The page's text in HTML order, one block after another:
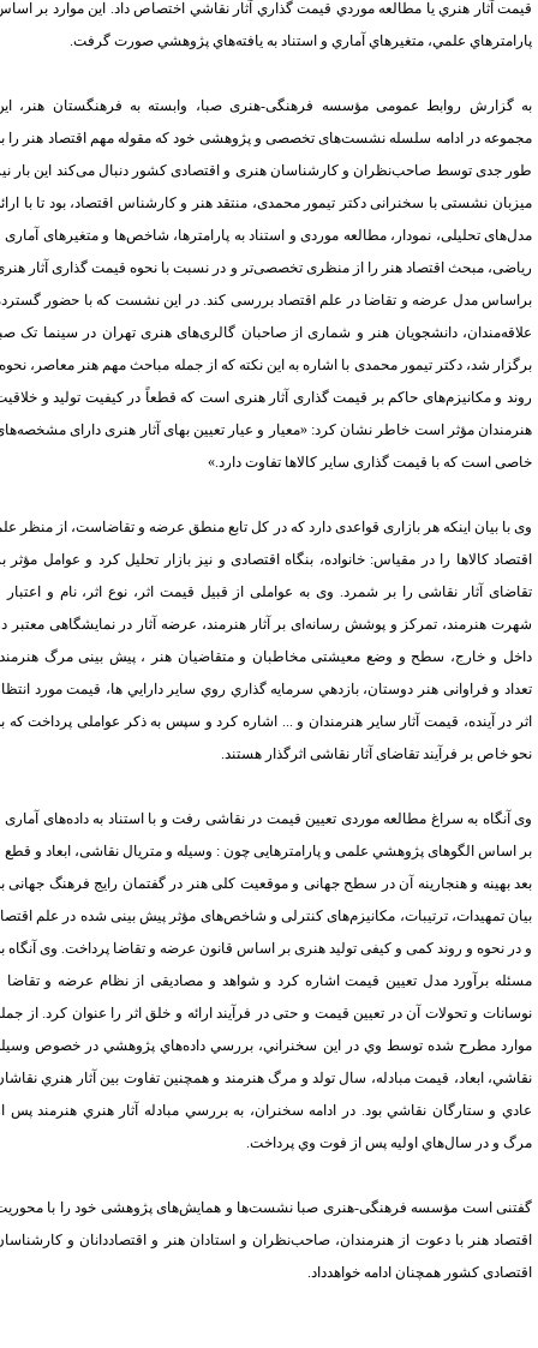
آثار هنري يا مطالعه موردي قيمت گذاري آثار نقاشي اختصاص داد. اين موارد بر اساس
علمي، متغيرهاي آماري و استناد به يافته‌هايپژوهشي صورت گرفت.
گزارش روابط عمومی مؤسسه فرهنگی-هنری صبا، وابسته به فرهنگستان هنر، این
در ادامه سلسله نشست‌های تخصصی و پژوهشی خود که مقوله مهم اقتصاد هنر را به
جدی توسط صاحب‌نظران و کارشناسان هنری و اقتصادی کشور دنبال می‌کند این بار نیز
نشستی با سخنرانی دکتر تیمور محمدی، منتقد هنر و کارشناس اقتصاد، بود تا با ارائه
تحلیلی، نمودار، مطالعه موردی و استناد به پارامترها، شاخص‌ها و متغیرهای آماری و
مبحث اقتصاد هنر را از منظری تخصصی‌تر و در نسبت با نحوه قیمت گذاری آثار هنری
مدل عرضه و تقاضا در علم اقتصاد بررسی کند. در این نشست که با حضور گسترده
دانشجویان هنر و شماری از صاحبان گالری‌های هنری تهران در سینما تک صبا
شد، دکتر تیمور محمدی با اشاره به این نکته که از جمله مباحث مهم هنر معاصر، نحوه،
و مکانیزم‌های حاکم بر قیمت گذاری آثار هنری است که قطعاً در کیفیت تولید و خلاقیت
مؤثر است خاطر نشان کرد: «معیار و عیار تعیین بهای آثار هنری دارای مشخصه‌های
است که با قیمت گذاری سایر کالاها تفاوت دارد.»
با بیان اینکه هر بازاری قواعدی دارد که در کل تابع منطق عرضه و تقاضاست، از منظر علم
کالاها را در مقیاس: خانواده، بنگاه اقتصادی و نیز بازار تحلیل کرد و عوامل مؤثر بر
آثار نقاشی را بر شمرد. وی به عواملی از قبیل قیمت اثر، نوع اثر، نام و اعتبار و
هنرمند، تمرکز و پوشش رسانه‌ای بر آثار هنرمند، عرضه آثار در نمایشگاهی معتبر در
و خارج، سطح و وضع معیشتی مخاطبان و متقاضیان هنر ، پیش بینی مرگ هنرمند،
و فراوانی هنر دوستان، بازدهي سرمايه گذاري روي ساير دارايي ها، قيمت مورد انتظار
در آينده،‌ قيمت آثار ساير هنرمندان و ... اشاره کرد و سپس به ذکر عواملی پرداخت که به
خاص بر فرآیند تقاضای آثار نقاشی اثرگذار هستند.
آنگاه به سراغ مطالعه موردی تعیین قیمت در نقاشی رفت و با استناد به داده‌های آماری و
اساس الگوهای پژوهشي علمی و پارامترهایی چون : وسیله و متریال نقاشی، ابعاد و قطع و
بهینه و هنجارینه آن در سطح جهانی و موقعیت کلی هنر در گفتمان رایج فرهنگ جهانی به
تمهیدات، ترتیبات، مکانیزم‌های کنترلی و شاخص‌های مؤثر پیش بینی شده در علم اقتصاد
نحوه و روند کمی و کیفی تولید هنری بر اساس قانون عرضه و تقاضا پرداخت. وی آنگاه به
برآورد مدل تعیین قیمت اشاره کرد و شواهد و مصادیقی از نظام عرضه و تقاضا و
و تحولات آن در تعیین قیمت و حتی در فرآیند ارائه و خلق اثر را عنوان کرد. از جمله
مطرح شده توسط وي در اين سخنراني، بررسي داده‌هاي پژوهشي در خصوص وسيله
ابعاد، قيمت مبادله، سال تولد و مرگ هنرمند و همچنين تفاوت بين آثار هنري نقاشان
و ستارگان نقاشي بود. در ادامه سخنران، به بررسي مبادله آثار هنري هنرمند پس از
و در سال‌هاي اوليه پس از فوت وي پرداخت.
است مؤسسه فرهنگی-هنری صبا نشست‌ها و همایش‌های پژوهشی خود را با محوریت
هنر با دعوت از هنرمندان، صاحب‌نظران و استادان هنر و اقتصاددانان و کارشناسان
کشور همچنان ادامه خواهدداد.